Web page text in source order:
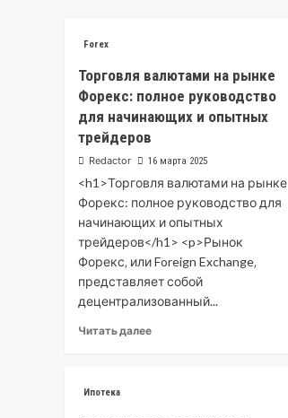
Forex
Торговля валютами на рынке
Форекс: полное руководство
для начинающих и опытных
трейдеров
Redactor 16 марта 2025
<h1>Торговля валютами на рынке
Форекс: полное руководство для
начинающих и опытных
трейдеров</h1> <p>Рынок
Форекс‚ или Foreign Exchange‚
представляет собой
децентрализованный...
Читать далее
Ипотека